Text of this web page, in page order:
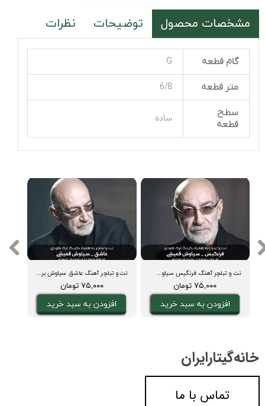
مشخصات محصول توضیحات نظرات
گام قطعه G
متر قطعه 6/8
سطح
قطعه
ساده
نت و تبلچر آهنگ عاشق سیاوش برای گیتار + آکورد و بکینگ ترک
۷۵,۰۰۰ تومان
افزودن به سبد خرید
نت و تبلچر آهنگ فرنگیس سیاوش برای گیتار + آکورد و بکینگ
۷۵,۰۰۰ تومان
افزودن به سبد خرید
خانه‌گیتار‌ایران
تماس با ما